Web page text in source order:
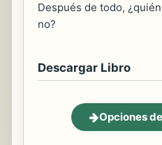
Después de todo,
no?
Descargar Libro
Opciones